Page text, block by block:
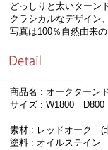
どっしりと太いターン
クラシカルなデザイン
写真は100％自然由来の
-----------------------------
商品名 : オークターン
サイズ : W1800
素材 : レッドオーク (
塗料 : オイルステイ